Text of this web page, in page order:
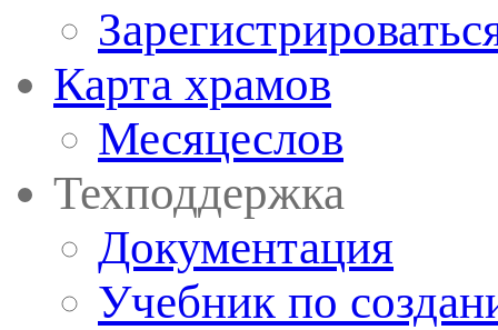
Карта храмов
Месяцеслов
Техподдержка
Документация
Учебник по